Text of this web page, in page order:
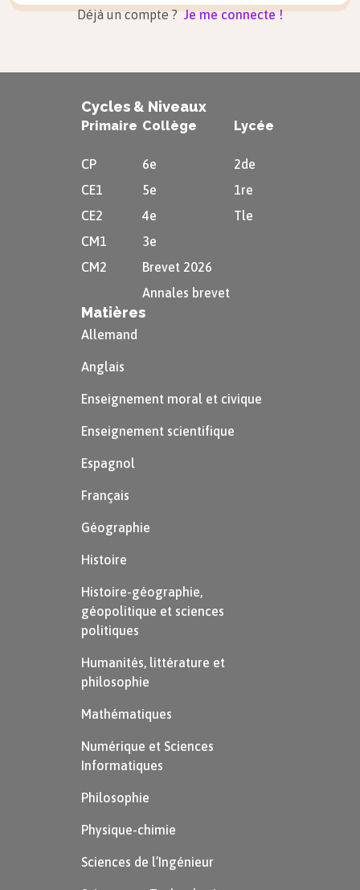
Déjà un compte ? Je me connecte !
Cycles & Niveaux
Primaire
CP
CE1
CE2
CM1
CM2
Collège
6e
5e
4e
3e
Brevet 2026
Annales brevet
Lycée
2de
1re
Tle
Matières
Allemand
Anglais
Enseignement moral et civique
Enseignement scientifique
Espagnol
Français
Géographie
Histoire
Histoire-géographie,
géopolitique et sciences
politiques
Humanités, littérature et
philosophie
Mathématiques
Numérique et Sciences
Informatiques
Philosophie
Physique-chimie
Sciences de l’Ingénieur